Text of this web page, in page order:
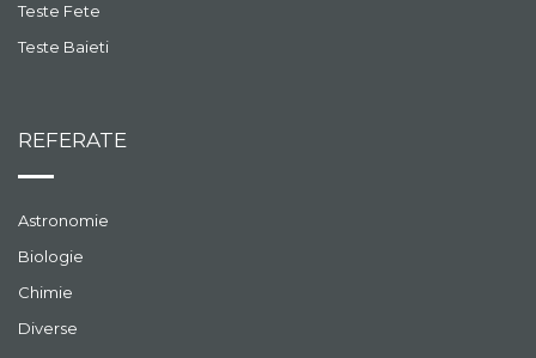
Teste Fete
Teste Baieti
REFERATE
Astronomie
Biologie
Chimie
Diverse